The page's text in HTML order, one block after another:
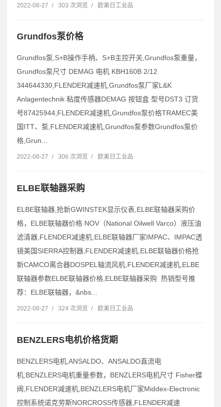
2022-08-27 / 303 次浏览 / 欧美日工业品
Grundfos泵价格
Grundfos泵,S+B操作手柄、S+B主控开关,Grundfos泵重量，
Grundfos泵尺寸 DEMAG 电机 KBH160B 2/12
344644330,FLENDER减速机,Grundfos泵厂家L&K
Anlagentechnik 粘度传感器DEMAG 按钮盒 型号DST3 订货
号87425944,FLENDER减速机,Grundfos泵价格TRAMEC美
国ITT、泵,FLENDER减速机,Grundfos泵参数Grundfos泵价
格,Grun...
2022-08-27 / 306 次浏览 / 欧美日工业品
ELBE联轴器采购
ELBE联轴器,抢新GWINSTEK显示仪表,ELBE联轴器采购价
格，ELBE联轴器价格 NOV（National Oilwell Varco）液压油
滤清器,FLENDER减速机,ELBE联轴器厂家IMPAC、IMPAC透
镜美国SIERRA控制器,FLENDER减速机,ELBE联轴器价格抢
新CAMCO离合器DOSPEL轴流风机,FLENDER减速机,ELBE
联轴器参数ELBE联轴器价格,ELBE联轴器采购 热销型号推
荐：ELBE联轴器，&nbs...
2022-08-27 / 324 次浏览 / 欧美日工业品
BENZLERS电机价格货期
BENZLERS电机,ANSALDO、ANSALDO直流电
机,BENZLERS电机重量参数，BENZLERS电机尺寸 Fisher蝶
阀,FLENDER减速机,BENZLERS电机厂家Middex-Electronic
控制系统诺克劳斯NORCROSS传感器,FLENDER减速